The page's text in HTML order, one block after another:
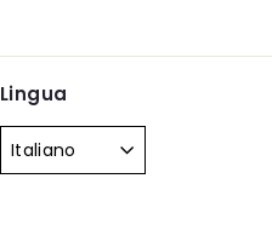
Lingua
Italiano